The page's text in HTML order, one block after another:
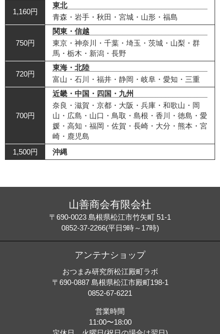
1,160円
東北
青森・岩手・秋田・宮城・山形・福島
750円
関東・信越
東京・神奈川・千葉・埼玉・茨城・山梨・群
馬・栃木・新潟・長野
720円
東海・北陸
富山・石川・福井・静岡・岐阜・愛知・三重
700円
近畿・中国・四国・九州
奈良・滋賀・京都・大阪・兵庫・和歌山・岡
山・広島・山口・鳥取・島根・香川・徳島・愛
媛・高知・福岡・佐賀・長崎・大分・熊本・宮
崎・鹿児島
1,500円
沖縄
山善商会有限会社
〒690-0023 島根県松江市竹矢町 51-1
0852-37-2266(平日9時～17時)
アンテナショップ
おつまみ研究所松江殿町ラボ
〒690-0887 島根県松江市殿町198-1
0852-67-6221
営業時間
11:00〜18:00